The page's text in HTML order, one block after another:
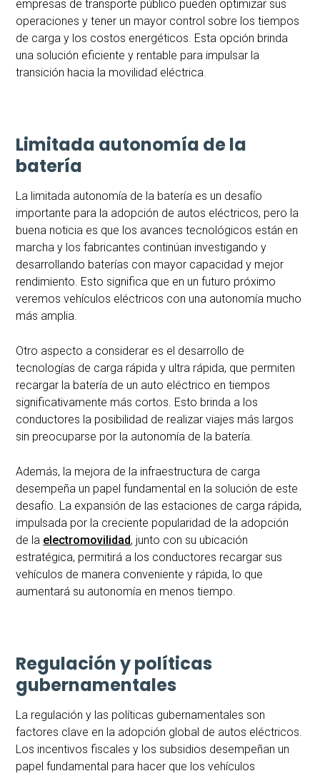
empresas de transporte público pueden optimizar sus
operaciones y tener un mayor control sobre los tiempos
de carga y los costos energéticos. Esta opción brinda
una solución eficiente y rentable para impulsar la
transición hacia la movilidad eléctrica.
Limitada autonomía de la
batería
La limitada autonomía de la batería es un desafío
importante para la adopción de autos eléctricos, pero la
buena noticia es que los avances tecnológicos están en
marcha y los fabricantes continúan investigando y
desarrollando baterías con mayor capacidad y mejor
rendimiento. Esto significa que en un futuro próximo
veremos vehículos eléctricos con una autonomía mucho
más amplia.
Otro aspecto a considerar es el desarrollo de
tecnologías de carga rápida y ultra rápida, que permiten
recargar la batería de un auto eléctrico en tiempos
significativamente más cortos. Esto brinda a los
conductores la posibilidad de realizar viajes más largos
sin preocuparse por la autonomía de la batería.
Además, la mejora de la infraestructura de carga
desempeña un papel fundamental en la solución de este
desafío. La expansión de las estaciones de carga rápida,
impulsada por la creciente popularidad de la adopción
de la electromovilidad, junto con su ubicación
estratégica, permitirá a los conductores recargar sus
vehículos de manera conveniente y rápida, lo que
aumentará su autonomía en menos tiempo.
Regulación y políticas
gubernamentales
La regulación y las políticas gubernamentales son
factores clave en la adopción global de autos eléctricos.
Los incentivos fiscales y los subsidios desempeñan un
papel fundamental para hacer que los vehículos